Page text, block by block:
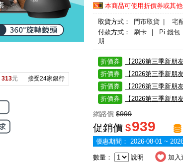
313元 接受24家銀行
本商品可使用折價券或其
取貨方式： 門市取貨
宅
付款方式：
刷卡 | Pi 錢包
期
折價券
【2026第三季新朋
折價券
【2026第三季新朋
折價券
【2026第三季新朋
折價券
【2026第三季新朋
網路價 $999
促銷價 $939
優惠期間： 2026-08-01 ~
數量： 說明 加入